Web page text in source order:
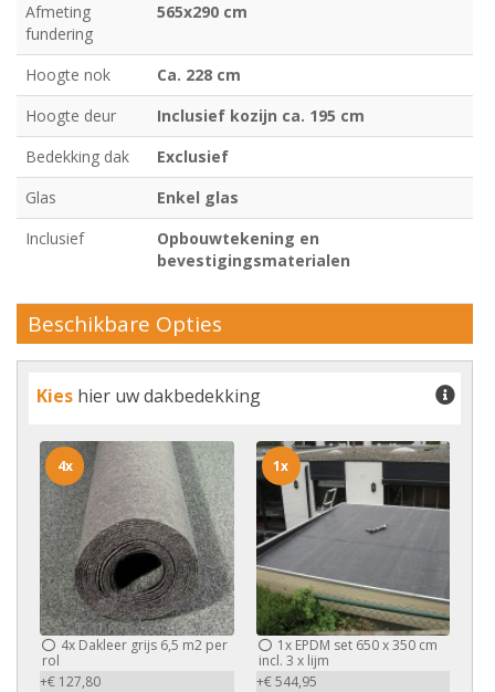
Afmeting
fundering
565x290 cm
Hoogte nok
Ca. 228 cm
Hoogte deur
Inclusief kozijn ca. 195 cm
Bedekking dak
Exclusief
Glas
Enkel glas
Inclusief
Opbouwtekening en
bevestigingsmaterialen
Beschikbare Opties
Kies hier uw dakbedekking
4x Dakleer grijs 6,5 m2 per
rol
+€ 127,80
4x
1xEPDM set 650 x 350 cm
incl. 3 x lijm
+€ 544,95
1x